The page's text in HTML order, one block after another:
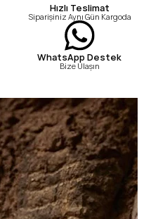
Hızlı Teslimat
Siparişiniz Aynı Gün Kargoda
WhatsApp Destek
Bize Ulaşın